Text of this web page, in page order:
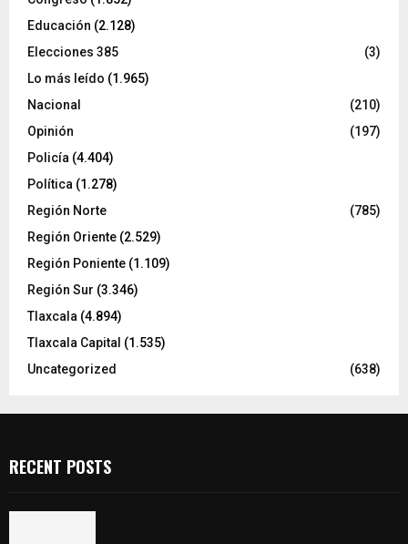
Educación (2.128)
Elecciones 385
(3)
Lo más leído (1.965)
Nacional
(210)
Opinión
(197)
Policía (4.404)
Política (1.278)
Región Norte
(785)
Región Oriente (2.529)
Región Poniente (1.109)
Región Sur (3.346)
Tlaxcala (4.894)
Tlaxcala Capital (1.535)
Uncategorized
(638)
RECENT POSTS